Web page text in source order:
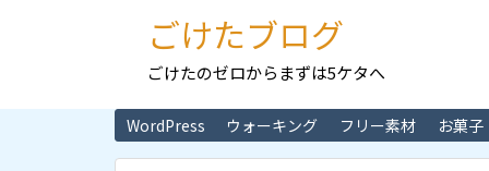
ごけたブログ
ごけたのゼロからまずは5ケタへ
WordPress ウォーキング フリー素材 お菓子